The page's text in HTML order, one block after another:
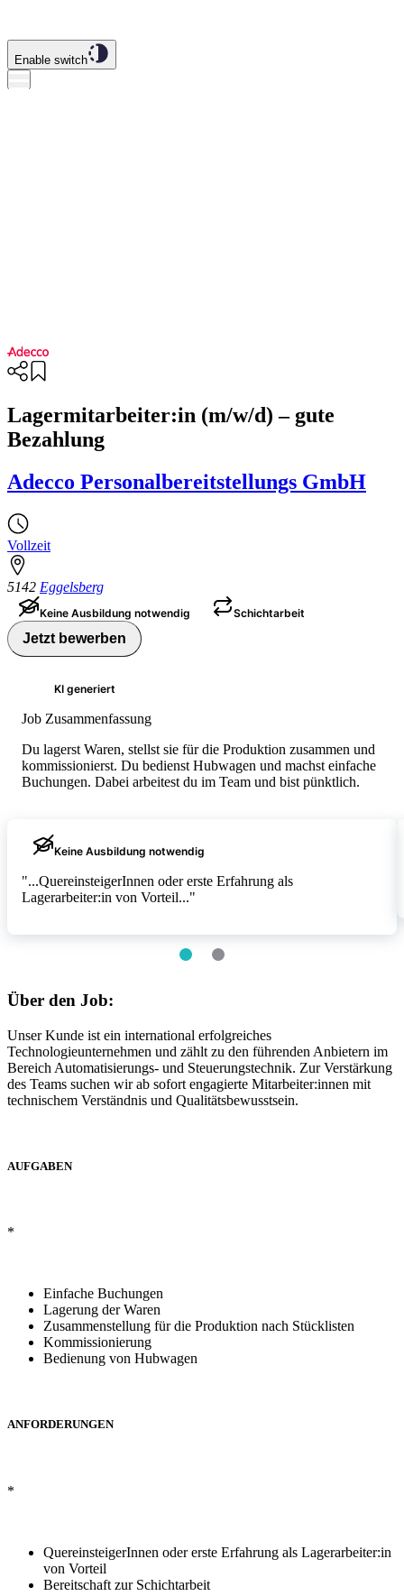
Enable switch
Lagermitarbeiter:in (m/w/d) – gute
Bezahlung
Adecco Personalbereitstellungs GmbH
Vollzeit
5142 Eggelsberg
Keine Ausbildung notwendig Schichtarbeit
Jetzt bewerben
KI generiert
Job Zusammenfassung
Du lagerst Waren, stellst sie für die Produktion zusammen und
kommissionierst. Du bedienst Hubwagen und machst einfache
Buchungen. Dabei arbeitest du im Team und bist pünktlich.
Keine Ausbildung notwendig
"...QuereinsteigerInnen oder erste Erfahrung als
Lagerarbeiter:in von Vorteil..."
item
item
of
Über den Job:
Unser Kunde ist ein international erfolgreiches
Technologieunternehmen und zählt zu den führenden Anbietern im
Bereich Automatisierungs- und Steuerungstechnik. Zur Verstärkung
des Teams suchen wir ab sofort engagierte Mitarbeiter:innen mit
technischem Verständnis und Qualitätsbewusstsein.
AUFGABEN
*
Einfache Buchungen
Lagerung der Waren
Zusammenstellung für die Produktion nach Stücklisten
Kommissionierung
Bedienung von Hubwagen
ANFORDERUNGEN
*
QuereinsteigerInnen oder erste Erfahrung als Lagerarbeiter:in
von Vorteil
Bereitschaft zur Schichtarbeit